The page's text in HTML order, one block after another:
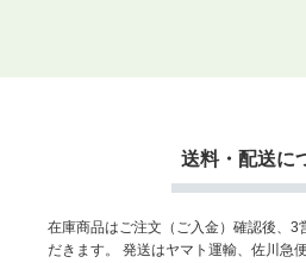
送料・配送に
在庫商品はご注文（ご入金）確認後、3
だきます。
発送はヤマト運輸、佐川急